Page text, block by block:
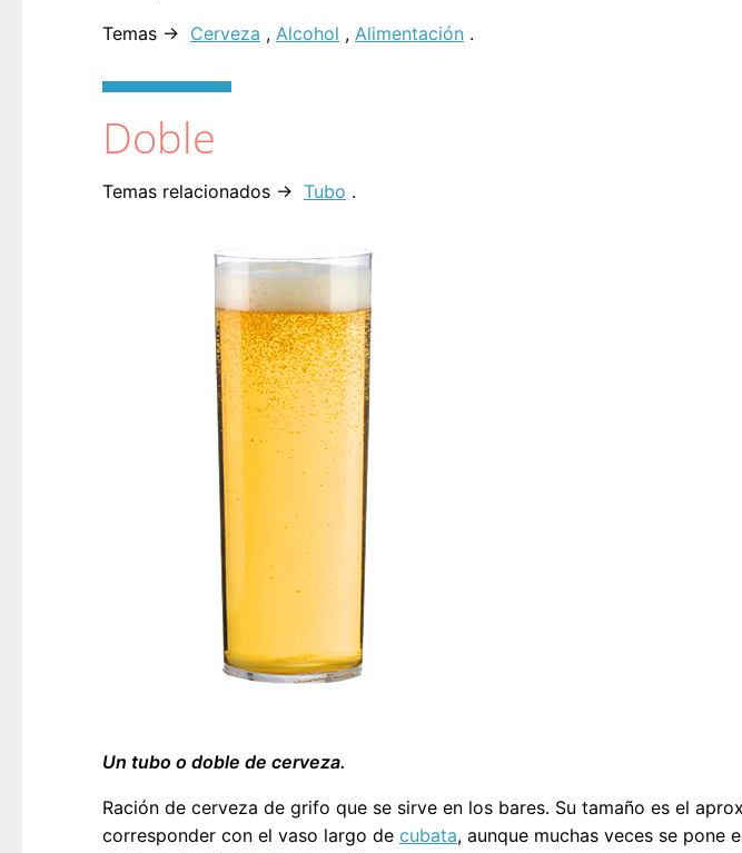
Temas → Cerveza , Alcohol , Alimentación .
Doble
Temas relacionados → Tubo .
Un tubo o doble de cerveza.
Ración de cerveza de grifo que se sirve en los bares. Su tamaño es el
corresponder con el vaso largo de cubata, aunque muchas veces se pone